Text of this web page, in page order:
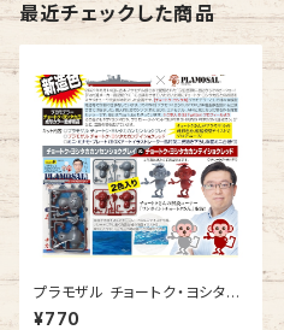
最近チェックした商品
プラモザル チョートク・ヨシタカ
コラボスペシャルG
¥770